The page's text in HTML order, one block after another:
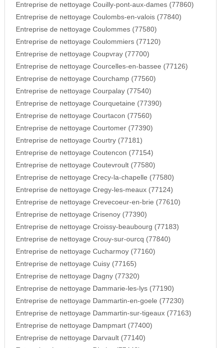
Entreprise de nettoyage Couilly-pont-aux-dames (77860)
Entreprise de nettoyage Coulombs-en-valois (77840)
Entreprise de nettoyage Coulommes (77580)
Entreprise de nettoyage Coulommiers (77120)
Entreprise de nettoyage Coupvray (77700)
Entreprise de nettoyage Courcelles-en-bassee (77126)
Entreprise de nettoyage Courchamp (77560)
Entreprise de nettoyage Courpalay (77540)
Entreprise de nettoyage Courquetaine (77390)
Entreprise de nettoyage Courtacon (77560)
Entreprise de nettoyage Courtomer (77390)
Entreprise de nettoyage Courtry (77181)
Entreprise de nettoyage Coutencon (77154)
Entreprise de nettoyage Coutevroult (77580)
Entreprise de nettoyage Crecy-la-chapelle (77580)
Entreprise de nettoyage Cregy-les-meaux (77124)
Entreprise de nettoyage Crevecoeur-en-brie (77610)
Entreprise de nettoyage Crisenoy (77390)
Entreprise de nettoyage Croissy-beaubourg (77183)
Entreprise de nettoyage Crouy-sur-ourcq (77840)
Entreprise de nettoyage Cucharmoy (77160)
Entreprise de nettoyage Cuisy (77165)
Entreprise de nettoyage Dagny (77320)
Entreprise de nettoyage Dammarie-les-lys (77190)
Entreprise de nettoyage Dammartin-en-goele (77230)
Entreprise de nettoyage Dammartin-sur-tigeaux (77163)
Entreprise de nettoyage Dampmart (77400)
Entreprise de nettoyage Darvault (77140)